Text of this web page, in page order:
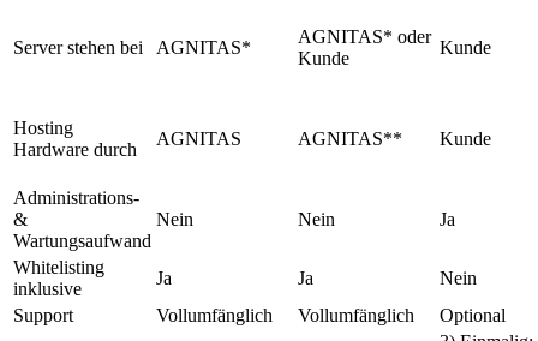
Server stehen bei AGNITAS*
AGNITAS* oder
Kunde
Kunde
Hosting
Hardware durch
AGNITAS AGNITAS** Kunde
Administrations-
&
Wartungsaufwand
Nein Nein Ja
Whitelisting
inklusive
Ja Ja
Nein
Support
Vollumfänglich Vollumfänglich
Optional